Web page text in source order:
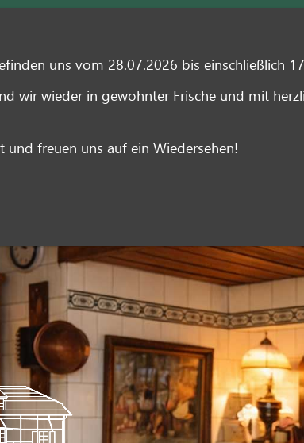
uns vom 28.07.2026 bis einschließlich
wir wieder in gewohnter Frische und mit
freuen uns auf ein Wiedersehen!